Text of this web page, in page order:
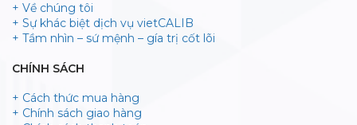
+ Về chúng tôi
+ Sự khác biệt dịch vụ vietCALIB
+ Tầm nhìn – sứ mệnh – gía trị cốt lõi
CHÍNH SÁCH
+ Cách thức mua hàng
+ Chính sách giao hàng